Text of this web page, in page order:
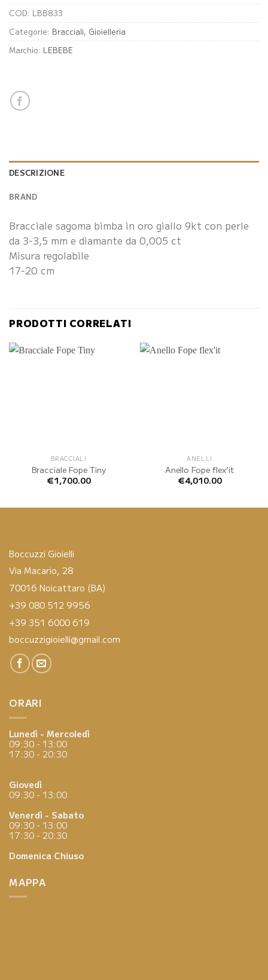
COD: LBB833
Categorie: Bracciali, Gioielleria
Marchio: LEBEBE
DESCRIZIONE
BRAND
Bracciale sagoma bimba in oro giallo 9kt con perle
da 3-3,5 mm e diamante da 0,005 ct
Misura regolabile
17-20 cm
PRODOTTI CORRELATI
BRACCIALI
Bracciale Fope Tiny
€1,700.00
ANELLI
Anello Fope flex’it
€4,010.00
Boccuzzi Gioielli
Via Macario, 28
70016 Noicattaro (BA)
+39 080 512 9956
+39 351 6000 619
boccuzzigioielli@gmail.com
ORARI
Lunedì - Mercoledì
09:30 - 13:00
17:30 - 20:30
Giovedì
09:30 - 13:00
Venerdì - Sabato
09:30 - 13:00
17:30 - 20:30
Domenica Chiuso
MAPPA